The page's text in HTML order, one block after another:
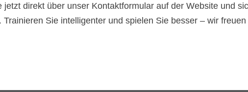
direkt über unser Kontaktformular auf der Website und
Sie intelligenter und spielen Sie besser – wir